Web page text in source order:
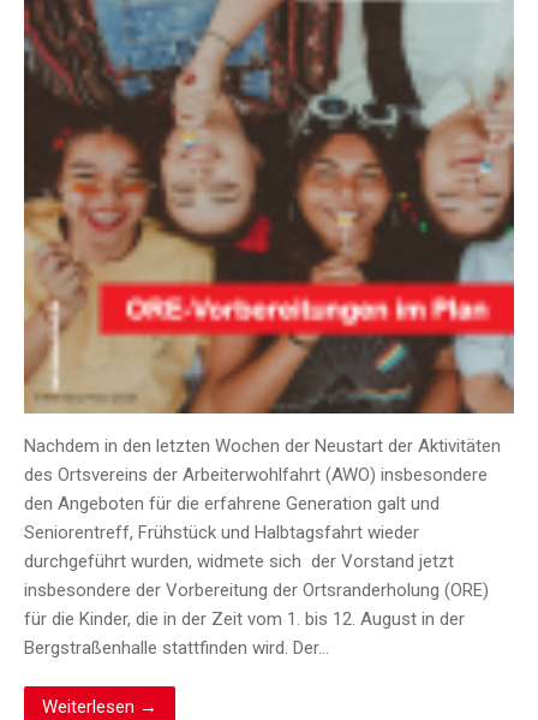
Nachdem in den letzten Wochen der Neustart der Aktivitäten
des Ortsvereins der Arbeiterwohlfahrt (AWO) insbesondere
den Angeboten für die erfahrene Generation galt und
Seniorentreff, Frühstück und Halbtagsfahrt wieder
durchgeführt wurden, widmete sich der Vorstand jetzt
insbesondere der Vorbereitung der Ortsranderholung (ORE)
für die Kinder, die in der Zeit vom 1. bis 12. August in der
Bergstraßenhalle stattfinden wird. Der…
Weiterlesen →